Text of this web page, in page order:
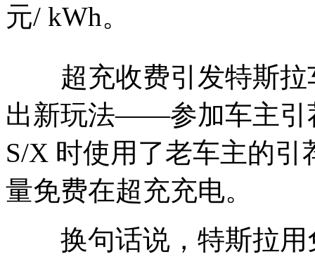
元/ kWh。
超充收费引发特斯拉
出新玩法——参加车主引
S/X 时使用了老车主的
量免费在超充充电。
换句话说，特斯拉用